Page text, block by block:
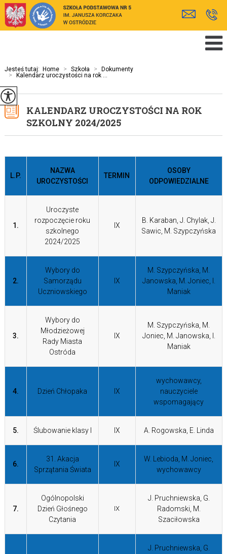
Jesteś tutaj: Home > Szkoła >
Dokumenty
>
Kalendarz uroczystości na rok ...
KALENDARZ UROCZYSTOŚCI NA ROK
SZKOLNY 2024/2025
L.P.
NAZWA
UROCZYSTOŚCI
TERMIN
OSOBY
ODPOWIEDZIALNE
1.
Uroczyste
rozpoczęcie roku
szkolnego
2024/2025
IX
B. Karaban, J. Chylak, J.
Sawic, M. Szypczyńska
2.
Wybory do
Samorządu
Uczniowskiego
IX
M. Szypczyńska, M.
Janowska, M. Joniec, I.
Maniak
3.
Wybory do
Młodzieżowej
Rady Miasta
Ostróda
IX
M. Szypczyńska, M.
Joniec, M. Janowska, I.
Maniak
4. Dzień Chłopaka IX
wychowawcy,
nauczyciele
wspomagający
5. Ślubowanie klasy I IX A. Rogowska, E. Linda
6.
31. Akacja
Sprzątania Świata
IX
W. Lebioda, M. Joniec,
wychowawcy
7.
Ogólnopolski
Dzień Głośnego
Czytania
IX
J. Pruchniewska, G.
Radomski, M.
Szaciłowska
J. Pruchniewska, G.